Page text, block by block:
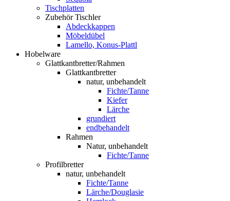
Tischplatten
Zubehör Tischler
Abdeckkappen
Möbeldübel
Lamello, Konus-Plattl
Hobelware
Glattkantbretter/Rahmen
Glattkantbretter
natur, unbehandelt
Fichte/Tanne
Kiefer
Lärche
grundiert
endbehandelt
Rahmen
Natur, unbehandelt
Fichte/Tanne
Profilbretter
natur, unbehandelt
Fichte/Tanne
Lärche/Douglasie